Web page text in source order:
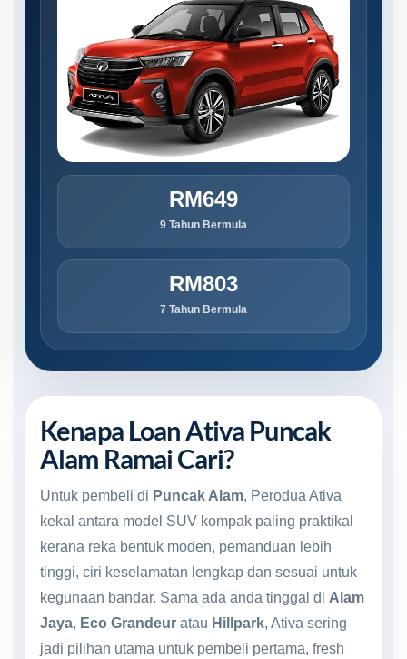
RM649
9 Tahun Bermula
RM803
7 Tahun Bermula
Kenapa Loan Ativa Puncak
Alam Ramai Cari?
Untuk pembeli di Puncak Alam, Perodua Ativa
kekal antara model SUV kompak paling praktikal
kerana reka bentuk moden, pemanduan lebih
tinggi, ciri keselamatan lengkap dan sesuai untuk
kegunaan bandar. Sama ada anda tinggal di Alam
Jaya, Eco Grandeur atau Hillpark, Ativa sering
jadi pilihan utama untuk pembeli pertama, fresh